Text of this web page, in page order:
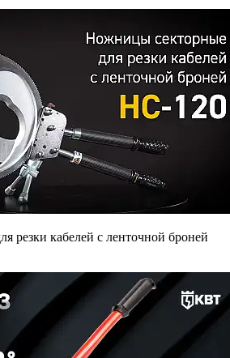
резки кабелей с ленточной броней